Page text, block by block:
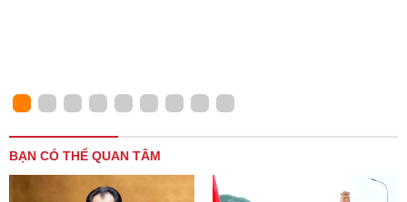
BẠN CÓ THỂ QUAN TÂM